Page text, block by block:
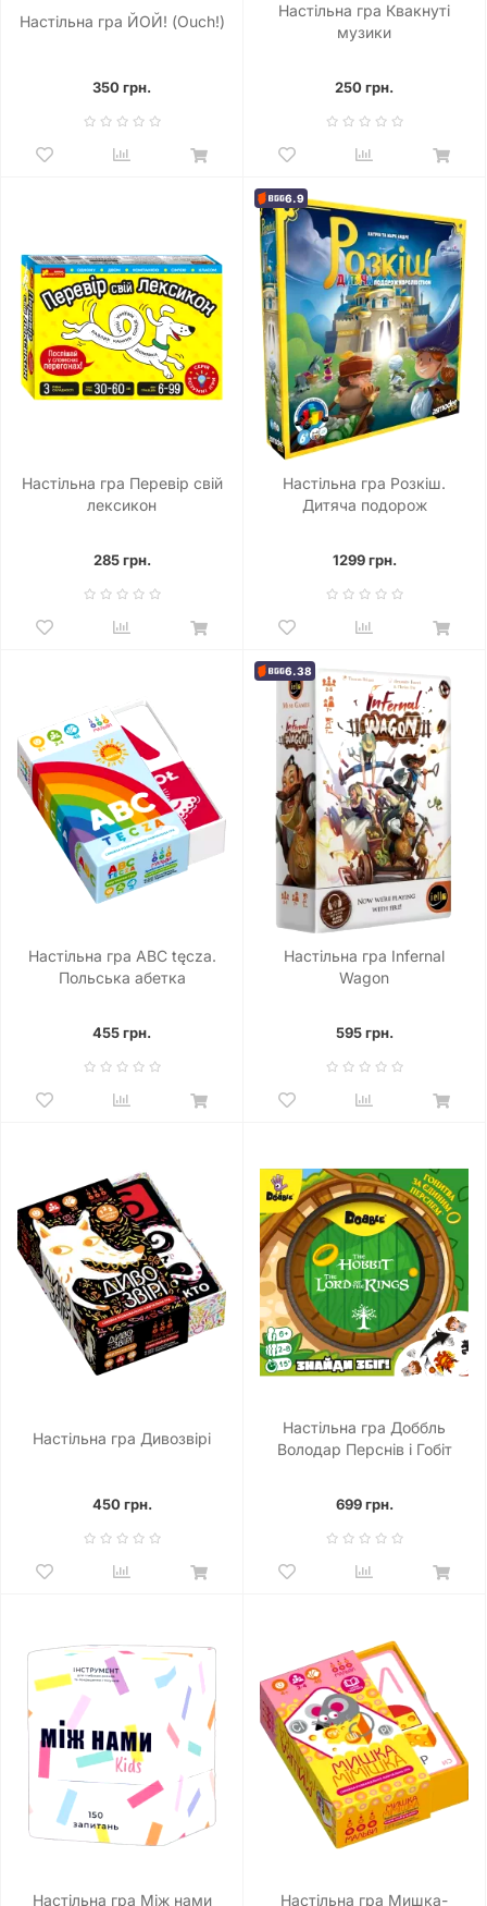
Настільна гра ЙОЙ! (Ouch!)
350 грн.
Настільна гра Квакнуті
музики
250 грн.
Настільна гра Перевір свій
лексикон
285 грн.
6.9
Настільна гра Розкіш.
Дитяча подорож
1299 грн.
Настільна гра ABC tęcza.
Польська абетка
455 грн.
6.38
Настільна гра Infernal
Wagon
595 грн.
Настільна гра Дивозвірі
450 грн.
Настільна гра Доббль
Володар Перснів і Гобіт
699 грн.
Настільна гра Між нами Настільна гра Мишка-